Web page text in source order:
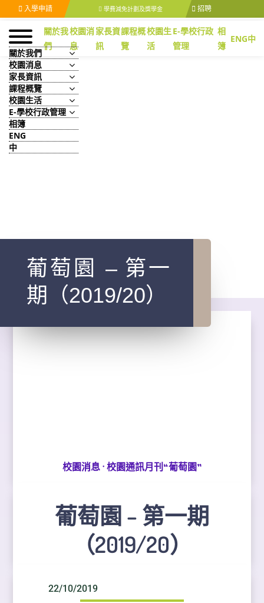
入學申請 學費減免計劃及獎學金 招聘
關於我
們
校園消
息
家長資
訊
課程概
覽
校園生
活
E-學校行政
管理
相
簿
ENG中
關於我們
校園消息
家長資訊
課程概覽
校園生活
E-學校行政管理
相簿
ENG
中
葡萄園 – 第一
期（2019/20）
校園消息· 校園通訊月刊“葡萄園”
葡萄園 – 第一期
（2019/20）
22/10/2019